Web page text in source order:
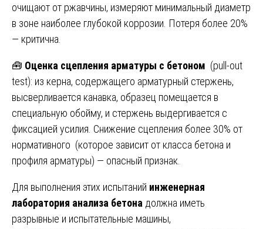
очищают от ржавчины, измеряют минимальный диаметр
в зоне наиболее глубокой коррозии. Потеря более 20%
— критична.
🧰 Оценка сцепления арматуры с бетоном (pull-out
test): из керна, содержащего арматурный стержень,
высверливается канавка, образец помещается в
специальную обойму, и стержень выдергивается с
фиксацией усилия. Снижение сцепления более 30% от
нормативного (которое зависит от класса бетона и
профиля арматуры) — опасный признак.
Для выполнения этих испытаний инженерная
лаборатория анализа бетона должна иметь
разрывные и испытательные машины,